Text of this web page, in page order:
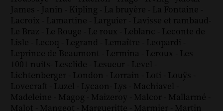
James - Janin - Kipling - La bruyère - La Fontaine -
Lacroix - Lamartine - Larguier - Lavisse et rambaud-
Le Braz - Le Rouge - Le roux - Leblanc - Leconte de
Lisle - Lecoq - Legrand - Lemaître - Leopardi -
Leprince de Beaumont - Lermina - Leroux - Les
1001 nuits- Lesclide - Lesueur - Level -
Lichtenberger - London - Lorrain - Loti - Louÿs -
Lovecraft - Luzel - Lycaon- Lys - Machiavel -
Madeleine - Magog - Maizeroy - Malcor - Mallarmé -
Malot - Mangeot - Margueritte - Marmier - Martin